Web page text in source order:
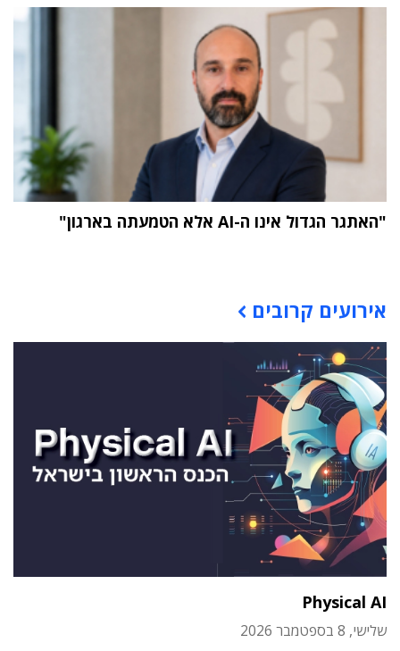
"האתגר הגדול אינו ה-AI אלא הטמעתה בארגון"
אירועים קרובים
Physical AI
שלישי, 8 בספטמבר 2026